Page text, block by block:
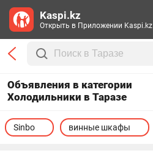
Объявления в категории
Холодильники в Таразе
Sinbo винные шкафы
Kaspi.kz
Открыть в Приложении Kaspi.kz